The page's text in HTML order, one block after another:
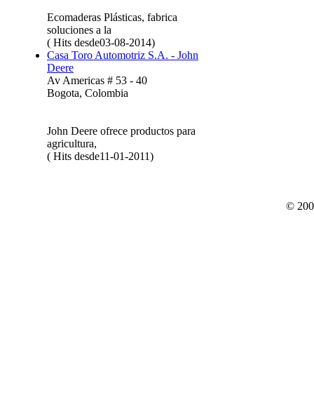
Ecomaderas Plásticas, fabrica
soluciones a la
( Hits desde03-08-2014)
Casa Toro Automotriz S.A. - John
Deere
Av Americas # 53 - 40
Bogota, Colombia
John Deere ofrece productos para
agricultura,
( Hits desde11-01-2011)
©